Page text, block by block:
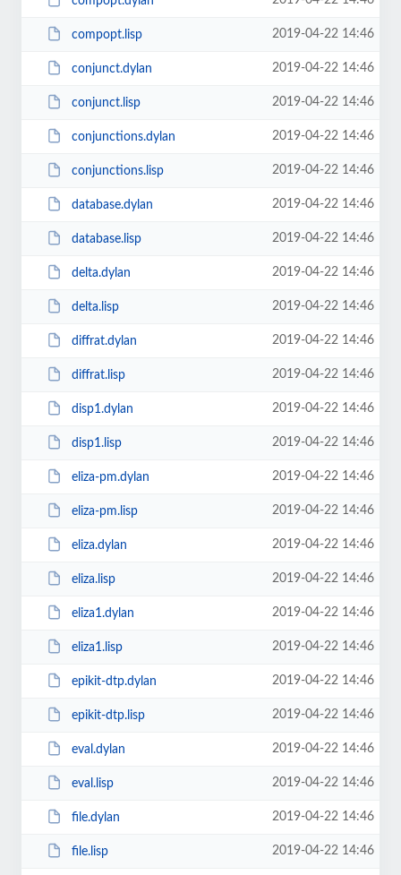
compopt.lisp 2019-04-22 14:46
conjunct.dylan 2019-04-22 14:46
conjunct.lisp 2019-04-22 14:46
conjunctions.dylan 2019-04-22 14:46
conjunctions.lisp 2019-04-22 14:46
database.dylan 2019-04-22 14:46
database.lisp 2019-04-22 14:46
delta.dylan 2019-04-22 14:46
delta.lisp 2019-04-22 14:46
diffrat.dylan 2019-04-22 14:46
diffrat.lisp 2019-04-22 14:46
disp1.dylan 2019-04-22 14:46
disp1.lisp 2019-04-22 14:46
eliza-pm.dylan 2019-04-22 14:46
eliza-pm.lisp 2019-04-22 14:46
eliza.dylan 2019-04-22 14:46
eliza.lisp 2019-04-22 14:46
eliza1.dylan 2019-04-22 14:46
eliza1.lisp 2019-04-22 14:46
epikit-dtp.dylan 2019-04-22 14:46
epikit-dtp.lisp 2019-04-22 14:46
eval.dylan 2019-04-22 14:46
eval.lisp 2019-04-22 14:46
file.dylan 2019-04-22 14:46
file.lisp 2019-04-22 14:46